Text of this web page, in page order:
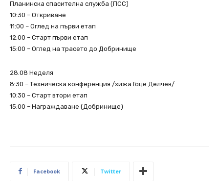
Планинска спасителна служба (ПСС)
10:30 – Откриване
11:00 – Оглед на първи етап
12:00 – Старт първи етап
15:00 – Оглед на трасето до Добринище
28.08 Неделя
8:30 – Техническа конференция /хижа Гоце Делчев/
10:30 – Старт втори етап
15:00 – Награждаване (Добринище)
Facebook Twitter